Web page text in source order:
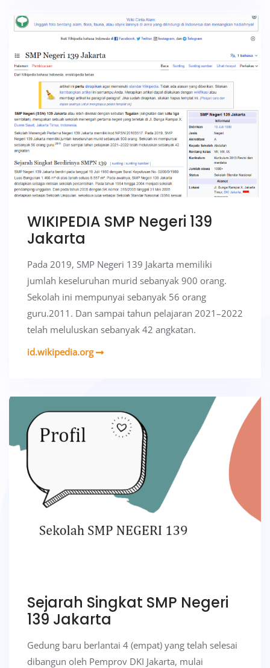
WIKIPEDIA SMP Negeri 139
Jakarta
Pada 2019, SMP Negeri 139 Jakarta memiliki
jumlah keseluruhan murid sebanyak 900 orang.
Sekolah ini mempunyai sebanyak 56 orang
guru.2011. Dan sampai tahun pelajaran 2021–2022
telah meluluskan sebanyak 42 angkatan.
id.wikipedia.org
Sejarah Singkat SMP Negeri
139 Jakarta
Gedung baru berlantai 4 (empat) yang telah selesai
dibangun oleh Pemprov DKI Jakarta, mulai